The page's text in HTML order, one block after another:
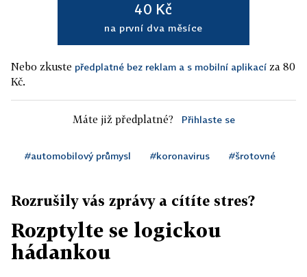
40 Kč
na první dva měsíce
Nebo zkuste předplatné bez reklam a s mobilní aplikací za 80
Kč.
Máte již předplatné? Přihlaste se
#automobilový průmysl #koronavirus #šrotovné
Rozrušily vás zprávy a cítíte stres?
Rozptylte se logickou
hádankou